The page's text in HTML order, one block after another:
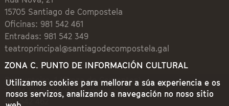
15705 Santiago de Compostela
Oficinas: 981 542 461
Entradas: 981 542 349
teatroprincipal@santiagodecompostela.gal
ZONA C. PUNTO DE INFORMACIÓN CULTURAL
Preguntoiro, 1 (Praza de Cervantes)
15704 Santiago de Compostela
981 542 462
Utilizamos cookies para mellorar a súa experiencia e os
nosos servizos, analizando a navegación no noso sitio